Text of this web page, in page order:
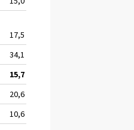
17,5
34,1
15,7
20,6
10,6